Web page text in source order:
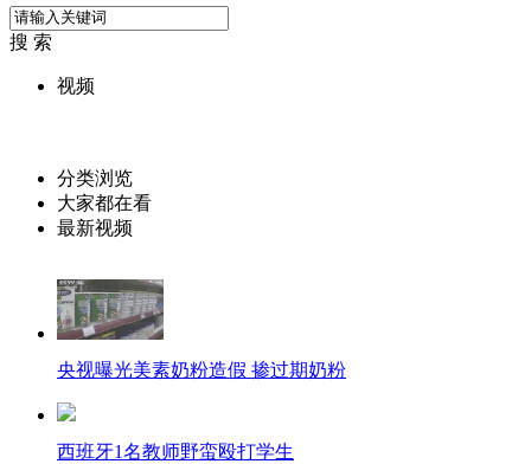
搜 索
视频
分类浏览
大家都在看
最新视频
央视曝光美素奶粉造假 掺过期奶粉
西班牙1名教师野蛮殴打学生